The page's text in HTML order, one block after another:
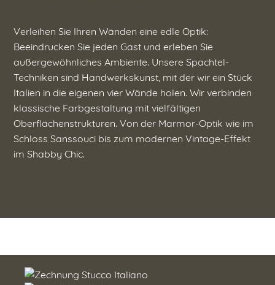
Verleihen Sie Ihren Wänden eine edle Optik:
Beeindrucken Sie jeden Gast und erleben Sie
außergewöhnliches Ambiente. Unsere Spachtel-
Techniken sind Handwerkskunst, mit der wir ein Stück
Italien in die eigenen vier Wände holen. Wir verbinden
klassische Farbgestaltung mit vielfältigen
Oberflächenstrukturen. Von der Marmor-Optik wie im
Schloss Sanssouci bis zum modernen Vintage-Effekt
im Shabby Chic.